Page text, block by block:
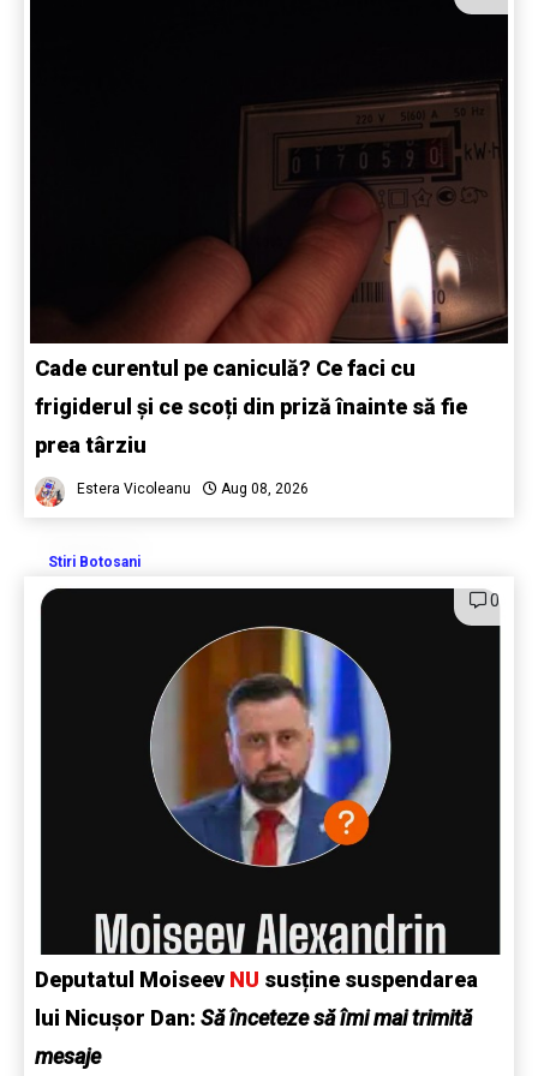
Cade curentul pe caniculă? Ce faci cu
frigiderul și ce scoți din priză înainte să fie
prea târziu
Estera Vicoleanu Aug 08, 2026
Stiri Botosani
0
Deputatul Moiseev NU susține suspendarea
lui Nicușor Dan: Să înceteze să îmi mai trimită
mesaje